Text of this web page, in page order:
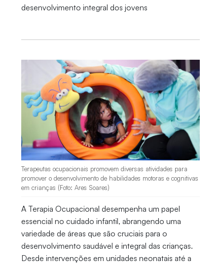
desenvolvimento integral dos jovens
Terapeutas ocupacionais promovem diversas atividades para
promover o desenvolvimento de habilidades motoras e cognitivas
em crianças (Foto: Ares Soares)
A Terapia Ocupacional desempenha um papel
essencial no cuidado infantil, abrangendo uma
variedade de áreas que são cruciais para o
desenvolvimento saudável e integral das crianças.
Desde intervenções em unidades neonatais até a